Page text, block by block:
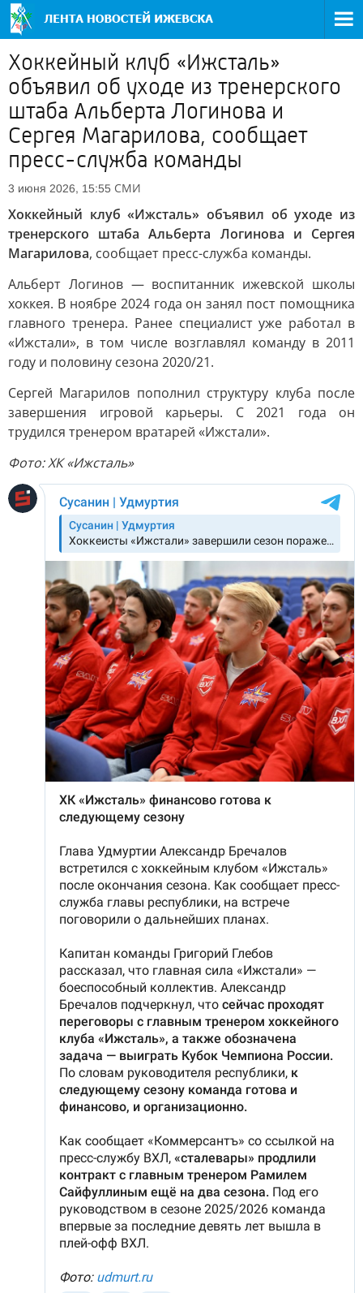
Хоккейный клуб «Ижсталь»
объявил об уходе из тренерского
штаба Альберта Логинова и
Сергея Магарилова, сообщает
пресс-служба команды
3 июня 2026, 15:55 СМИ
Хоккейный клуб «Ижсталь» объявил об уходе из
тренерского штаба Альберта Логинова и Сергея
Магарилова, сообщает пресс-служба команды.
Альберт Логинов — воспитанник ижевской школы
хоккея. В ноябре 2024 года он занял пост помощника
главного тренера. Ранее специалист уже работал в
«Ижстали», в том числе возглавлял команду в 2011
году и половину сезона 2020/21.
Сергей Магарилов пополнил структуру клуба после
завершения игровой карьеры. С 2021 года он
трудился тренером вратарей «Ижстали».
Фото: ХК «Ижсталь»